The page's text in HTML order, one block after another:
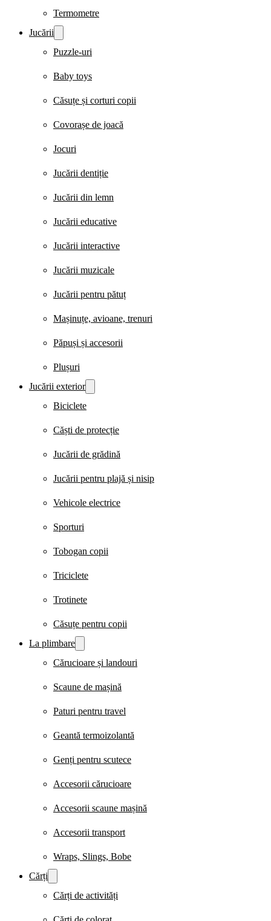
Termometre
Jucării
Puzzle-uri
Baby toys
Căsuțe și corturi copii
Covorașe de joacă
Jocuri
Jucării dentiție
Jucării din lemn
Jucării educative
Jucării interactive
Jucării muzicale
Jucării pentru pătuț
Mașinuțe, avioane, trenuri
Păpuși și accesorii
Plușuri
Jucării exterior
Biciclete
Căști de protecție
Jucării de grădină
Jucării pentru plajă și nisip
Vehicole electrice
Sporturi
Tobogan copii
Triciclete
Trotinete
Căsuțe pentru copii
La plimbare
Cărucioare și landouri
Scaune de mașină
Paturi pentru travel
Geantă termoizolantă
Genți pentru scutece
Accesorii cărucioare
Accesorii scaune mașină
Accesorii transport
Wraps, Slings, Bobe
Cărți
Cărți de activități